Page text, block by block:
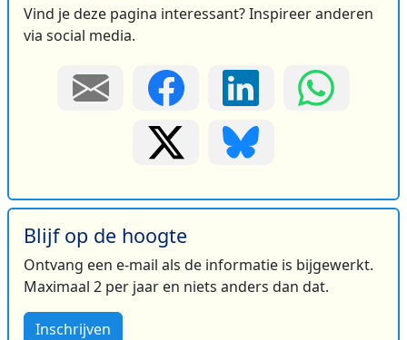
Vind je deze pagina interessant? Inspireer anderen
via social media.
Blijf op de hoogte
Ontvang een e-mail als de informatie is bijgewerkt.
Maximaal 2 per jaar en niets anders dan dat.
Inschrijven